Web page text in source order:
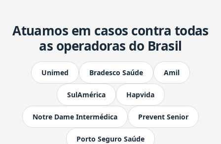
Atuamos em casos contra todas
as operadoras do Brasil
Unimed Bradesco Saúde Amil
SulAmérica Hapvida
Notre Dame Intermédica Prevent Senior
Porto Seguro Saúde